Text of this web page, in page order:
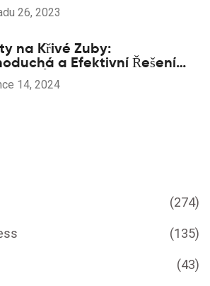
26, 2023
na Křivé Zuby:
a Efektivní Řešení
Úsměv
14, 2024
(274)
(135)
(43)